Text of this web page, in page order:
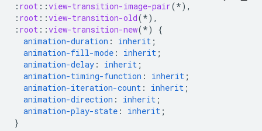
: root ::view-transition-image-pair(*),
: root ::view-transition-old(*),
: root ::view-transition-new(*)
{
animation-duration : inherit ;
animation-fill-mode : inherit ;
animation-delay : inherit ;
animation-timing-function : inherit ;
animation-iteration-count : inherit ;
animation-direction : inherit ;
animation-play-state : inherit ;
}